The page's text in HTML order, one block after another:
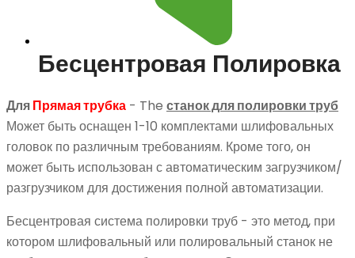
Бесцентровая Полировка
ДляПрямая трубка - The станок для полировки труб
Может быть оснащен 1-10 комплектами шлифовальных
головок по различным требованиям. Кроме того, он
может быть использован с автоматическим загрузчиком/
разгрузчиком для достижения полной автоматизации.
Бесцентровая система полировки труб - это метод, при
котором шлифовальный или полировальный станок не